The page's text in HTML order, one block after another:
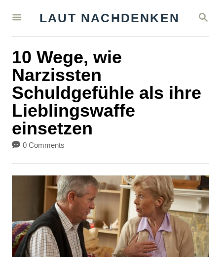
S
A
LAUT NACHDENKEN
10 Wege, wie
Narzissten
Schuldgefühle als ihre
Lieblingswaffe
einsetzen
0 Comments